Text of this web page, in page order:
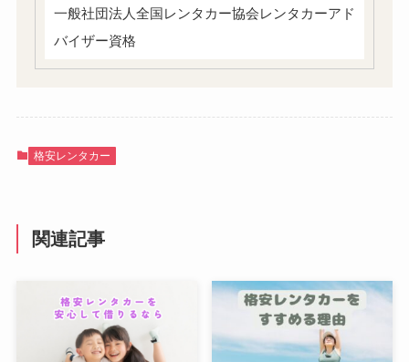
一般社団法人全国レンタカー協会レンタカーアド
バイザー資格
格安レンタカー
関連記事